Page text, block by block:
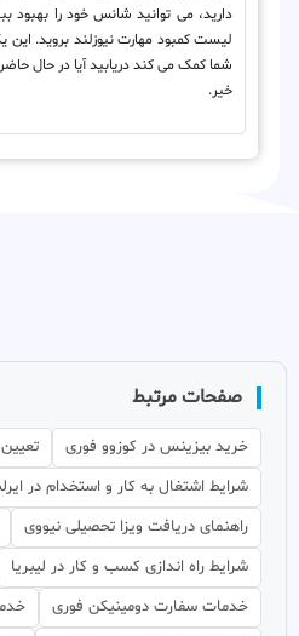
دارید، می توانید شانس خود را
لیست کمبود مهارت نیوزلند بروید. این
شما کمک می کند دریابید آیا در حال
خیر.
صفحات مرتبط
خرید بیزینس در کوزوو فوری
شرایط اشتغال به کار و استخدام در
راهنمای دریافت ویزا تحصیلی نیووی
شرایط راه اندازی کسب و کار در لیبریا
خدمات سفارت دومینیکن فوری